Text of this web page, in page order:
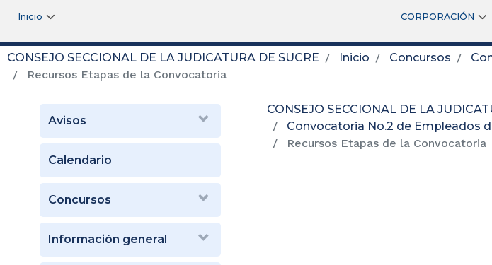
Inicio CORPORACIÓN
CONSEJO SECCIONAL DE LA JUDICATURA DE SUCRE Inicio Concursos
Recursos Etapas de la Convocatoria
Avisos
Calendario
Concursos
Información general
CONSEJO SECCIONAL DE LA
Convocatoria No.2 de Empleados
Recursos Etapas de la Convocatoria